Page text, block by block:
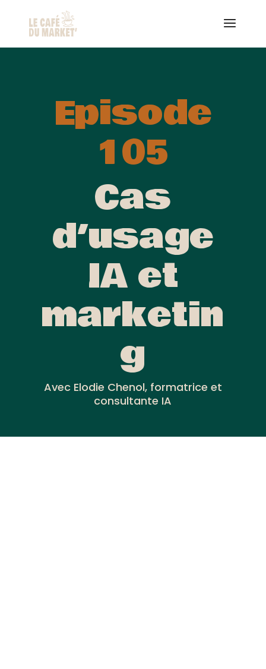
Episode
105
Cas
d’usage
IA et
marketin
g
Avec Elodie Chenol, formatrice et
consultante IA